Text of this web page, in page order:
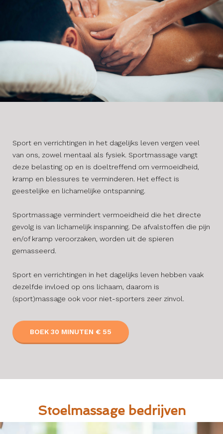
Sport en verrichtingen in het dagelijks leven vergen veel
van ons, zowel mentaal als fysiek. Sportmassage vangt
deze belasting op en is doeltreffend om vermoeidheid,
kramp en blessures te verminderen. Het effect is
geestelijke en lichamelijke ontspanning.
Sportmassage vermindert vermoeidheid die het directe
gevolg is van lichamelijk inspanning. De afvalstoffen die pijn
en/of kramp veroorzaken, worden uit de spieren
gemasseerd.
​Sport en verrichtingen in het dagelijks leven hebben vaak
dezelfde invloed op ons lichaam, daarom is
(sport)massage ook voor niet-sporters zeer zinvol.
BOEK 30 MINUTEN € 55
Stoelmassage bedrijven